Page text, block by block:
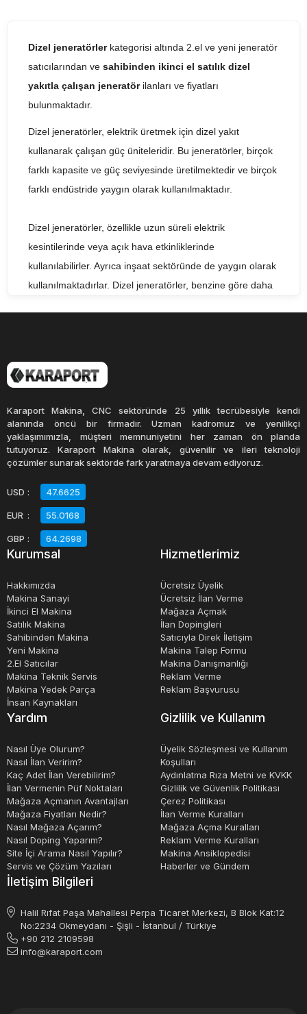
Dizel jeneratörlerkategorisi altında 2.el ve yeni jeneratör
satıcılarından ve sahibinden ikinci el satılık dizel
yakıtla çalışan jeneratörilanları ve fiyatları
bulunmaktadır.
Dizel jeneratörler, elektrik üretmek için dizel yakıt
kullanarak çalışan güç üniteleridir. Bu jeneratörler, birçok
farklı kapasite ve güç seviyesinde üretilmektedir ve birçok
farklı endüstride yaygın olarak kullanılmaktadır.
Dizel jeneratörler, özellikle uzun süreli elektrik
kesintilerinde veya açık hava etkinliklerinde
kullanılabilirler. Ayrıca inşaat sektöründe de yaygın olarak
kullanılmaktadırlar. Dizel jeneratörler, benzine göre daha
Küçük jeneratörler, evlerde veya küçük işletmelerde
kullanılmak üzere tasarlanmıştır. Büyük jeneratörler ise,
büyük tesislerde kullanılmaktadır. Dizel jeneratörler,
yüksek güç çıkışlarına sahip oldukları için, enerji
yoğunluğu yüksek olan endüstrilerde de kullanılabilirler.
Dizel jeneratörler, benzinli jeneratörlere göre daha uzun
ömürlüdürler. Bunun nedeni, dizel yakıtın daha düşük
sıcaklıkta yanmasıdır, bu da motorun daha az
yıpranmasına neden olur. Ayrıca, dizel jeneratörlerin daha
Dizel jeneratörlerin fiyatları, kapasite, güç seviyesi ve
markaya göre değişebilir. Ancak genellikle benzinli
jeneratörlere göre daha pahalıdırlar. Bununla birlikte,
uzun vadede, daha ekonomik oldukları ve daha uzun
ömürlü oldukları için, yatırım yapmaya değerdir.
veya açık hava etkinliklerinde kullanmak için idealdir.
Ayrıca, inşaat sektöründe veya endüstriyel tesislerde de
yaygın olarak kullanılmaktadırlar. Dizel jeneratörler,
yüksek güç çıkışlarına sahip oldukları ve daha uzun
ömürlü oldukları için benzinli jeneratörlere göre daha
ekonomiktirler. Fiyatları, kapasite, güç seviyesi ve
markaya göre değişebilir, ancak genellikle yatırım
yapmaya değerdirler.
Karaport Makina, CNC sektöründe 25 yıllık tecrübesiyle kendi
alanında öncü bir firmadır. Uzman kadromuz ve yenilikçi
yaklaşımımızla, müşteri memnuniyetini her zaman ön planda
tutuyoruz. Karaport Makina olarak, güvenilir ve ileri teknoloji
çözümler sunarak sektörde fark yaratmaya devam ediyoruz.
USD : 47.6625
EUR : 55.0168
GBP : 64.2698
Kurumsal
Hakkımızda
Makina Sanayi
İkinci El Makina
Satılık Makina
Sahibinden Makina
Yeni Makina
2.El Satıcılar
Makina Teknik Servis
Makina Yedek Parça
İnsan Kaynakları
Hizmetlerimiz
Ücretsiz Üyelik
Ücretsiz İlan Verme
Mağaza Açmak
İlan Dopingleri
Satıcıyla Direk İletişim
Makina Talep Formu
Makina Danışmanlığı
Reklam Verme
Reklam Başvurusu
Yardım
Nasıl Üye Olurum?
Nasıl İlan Veririm?
Kaç Adet İlan Verebilirim?
İlan Vermenin Püf Noktaları
Mağaza Açmanın Avantajları
Mağaza Fiyatları Nedir?
Nasıl Mağaza Açarım?
Nasıl Doping Yaparım?
Site İçi Arama Nasıl Yapılır?
Servis ve Çözüm Yazıları
Gizlilik ve Kullanım
Üyelik Sözleşmesi ve Kullanım
Koşulları
Aydınlatma Rıza Metni ve KVKK
Gizlilik ve Güvenlik Politikası
Çerez Politikası
İlan Verme Kuralları
Mağaza Açma Kuralları
Reklam Verme Kuralları
Makina Ansiklopedisi
Haberler ve Gündem
İletişim Bilgileri
Halil Rıfat Paşa Mahallesi Perpa Ticaret Merkezi, B Blok Kat:12
No:2234 Okmeydanı - Şişli - İstanbul / Türkiye
+90 212 2109598
info@karaport.com